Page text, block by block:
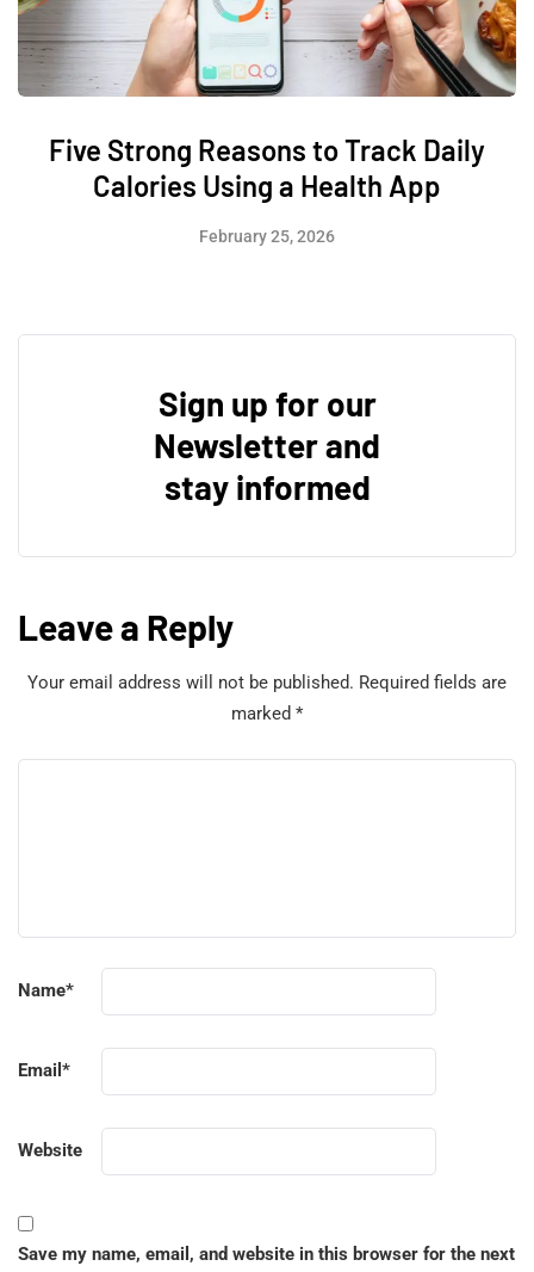
Five Strong Reasons to Track Daily
Calories Using a Health App
February 25, 2026
Sign up for our
Newsletter and
stay informed
Leave a Reply
Your email address will not be published. Required fields are
marked *
Name*
Email *
Website
Save my name, email, and website in this browser for the next